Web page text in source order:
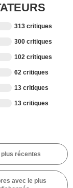
313 critiques
300 critiques
102 critiques
62 critiques
13 critiques
13 critiques
plus récentes
avec le plus